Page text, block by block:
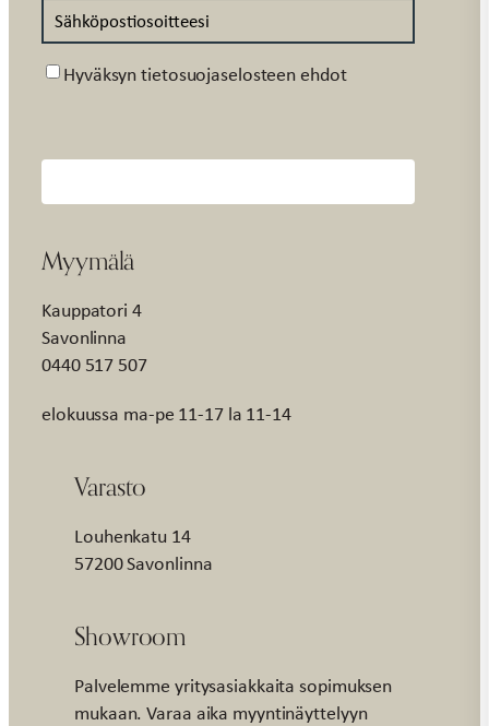
Suostumus
Hyväksyn tietosuojaselosteen ehdot
Myymälä
Kauppatori 4
Savonlinna
0440 517 507
elokuussa ma-pe 11-17 la 11-14
Varasto
Louhenkatu 14
57200 Savonlinna
Showroom
Palvelemme yritysasiakkaita sopimuksen
mukaan. Varaa aika myyntinäyttelyyn